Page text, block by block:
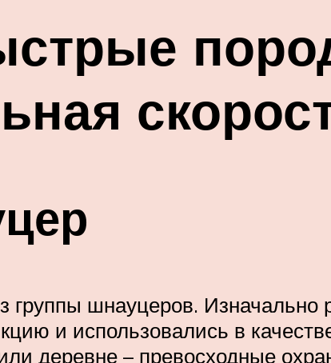
группы шнауцеров.
и использовались в
деревне – превосходные